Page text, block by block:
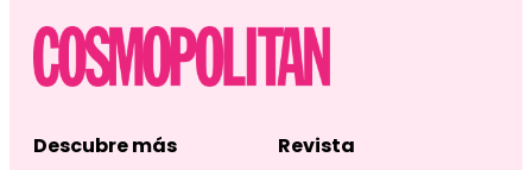
Descubre más
Revista